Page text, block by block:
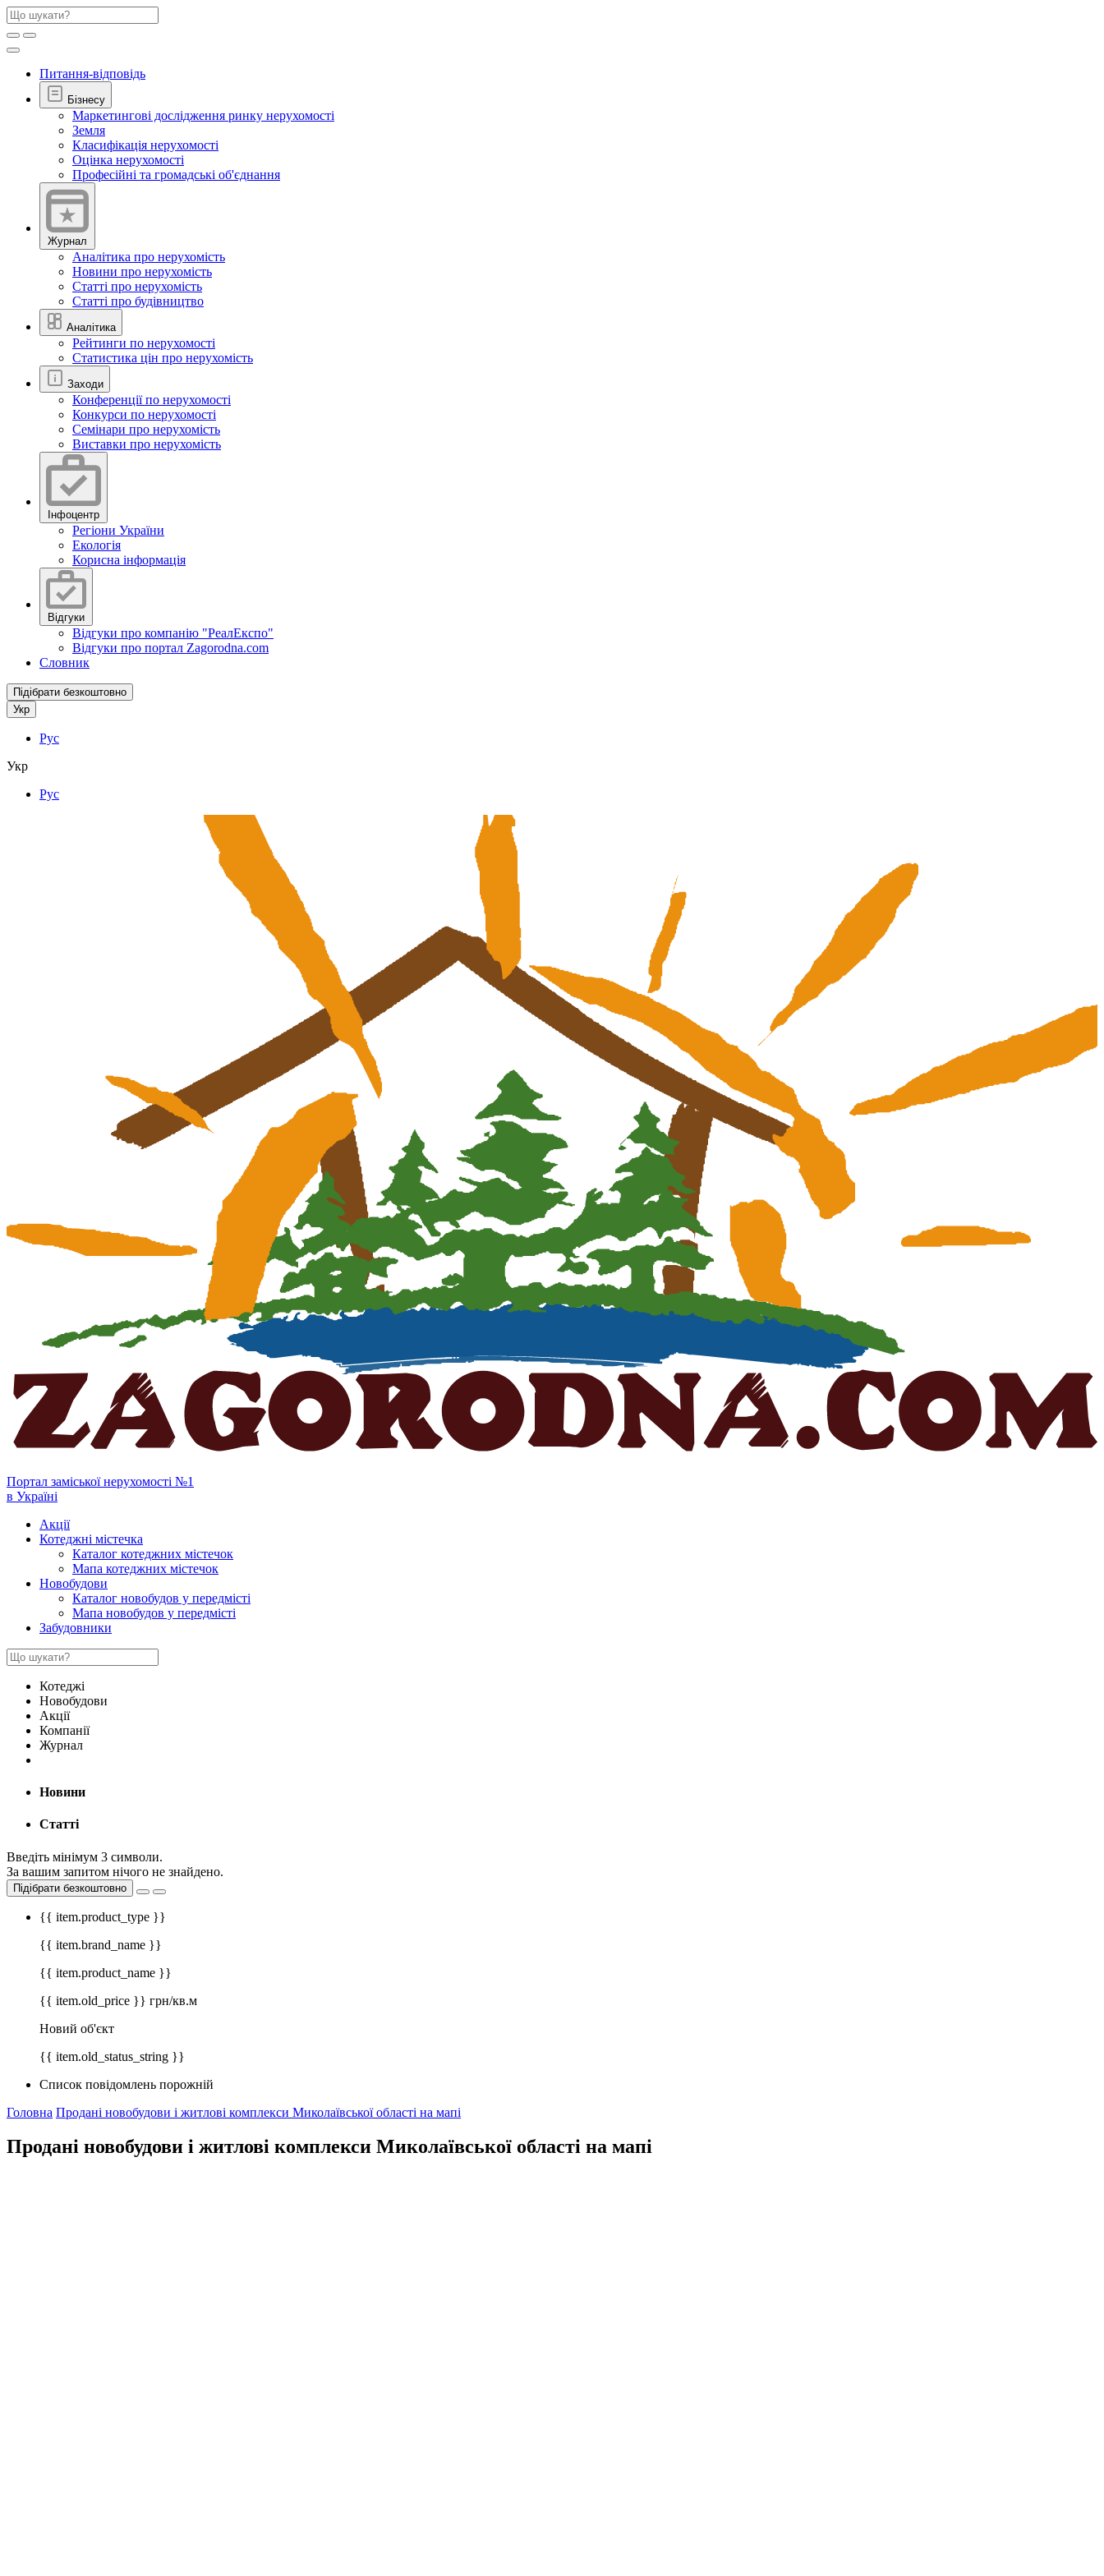
Питання-відповідь
Бізнесу
Маркетингові дослідження ринку нерухомості
Земля
Класифікація нерухомості
Оцінка нерухомості
Професійні та громадські об'єднання
Журнал
Аналітика про нерухомість
Новини про нерухомість
Статті про нерухомість
Статті про будівництво
Аналітика
Рейтинги по нерухомості
Статистика цін про нерухомість
Заходи
Конференції по нерухомості
Конкурси по нерухомості
Семінари про нерухомість
Виставки про нерухомість
Інфоцентр
Регіони України
Екологія
Корисна інформація
Відгуки
Відгуки про компанію "РеалЕкспо"
Відгуки про портал Zagorodna.com
Словник
Підібрати безкоштовно
Укр
Рус
Укр
Рус
Портал заміської нерухомості №1
в Україні
Акції
Котеджні містечка
Каталог котеджних містечок
Мапа котеджних містечок
Новобудови
Каталог новобудов у передмісті
Мапа новобудов у передмісті
Забудовники
Котеджі
Новобудови
Акції
Компанії
Журнал
Новини
Статті
Введіть мінімум 3 символи.
За вашим запитом нічого не знайдено.
Підібрати безкоштовно
{{ item.product_type }}
{{ item.brand_name }}
{{ item.product_name }}
{{ item.old_price }} грн/кв.м
Новий об'єкт
{{ item.old_status_string }}
Список повідомлень порожній
Головна Продані новобудови і житлові комплекси Миколаївської області на мапі
Продані новобудови і житлові комплекси Миколаївської області на мапі